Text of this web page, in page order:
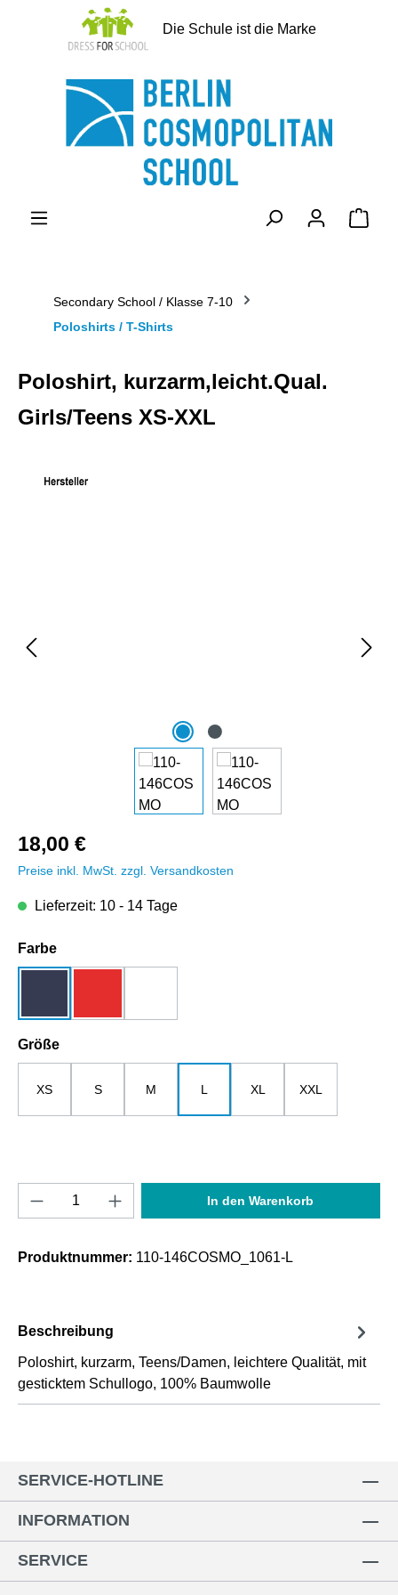
springen
Die Schule ist die Marke
Secondary School / Klasse 7-10
Poloshirts / T-Shirts
Poloshirt, kurzarm,leicht.Qual.
Girls/Teens XS-XXL
18,00 €
Preise inkl. MwSt. zzgl. Versandkosten
Lieferzeit: 10 - 14 Tage
Farbeauswählen
Größeauswählen
XS S M L XL XXL
Produkt Anzahl: Gib den gewünschten
In den Warenkorb
Produktnummer: 110-146COSMO_1061-L
Beschreibung
Poloshirt, kurzarm, Teens/Damen, leichtere Qualität, mit
gesticktem Schullogo, 100% Baumwolle
SERVICE-HOTLINE
INFORMATION
SERVICE